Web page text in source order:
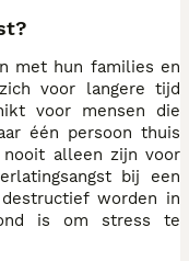
met hun families en
voor langere tijd
voor mensen die
één persoon thuis
alleen zijn voor
bij een
worden in
is om stress te